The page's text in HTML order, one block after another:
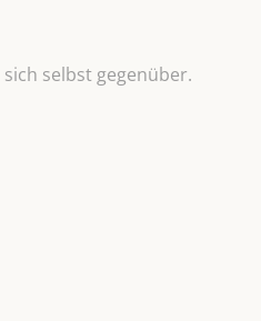
sich selbst gegenüber.